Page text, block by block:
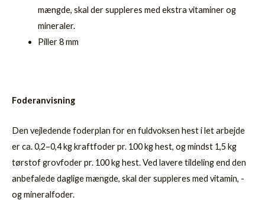
mængde, skal der suppleres med ekstra vitaminer og
mineraler.
Piller 8 mm
Foderanvisning
Den vejledende foderplan for en fuldvoksen hest i let arbejde
er ca. 0,2–0,4 kg kraftfoder pr. 100 kg hest, og mindst 1,5 kg
tørstof grovfoder pr. 100 kg hest. Ved lavere tildeling end den
anbefalede daglige mængde, skal der suppleres med vitamin, -
og mineralfoder.